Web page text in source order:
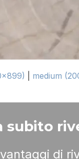
medium
subito
di